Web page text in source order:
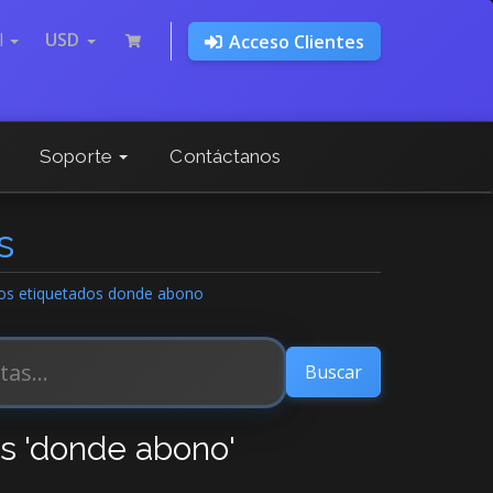
USD Acceso Clientes
Soporte Contáctanos
etiquetados donde abono
'donde abono'